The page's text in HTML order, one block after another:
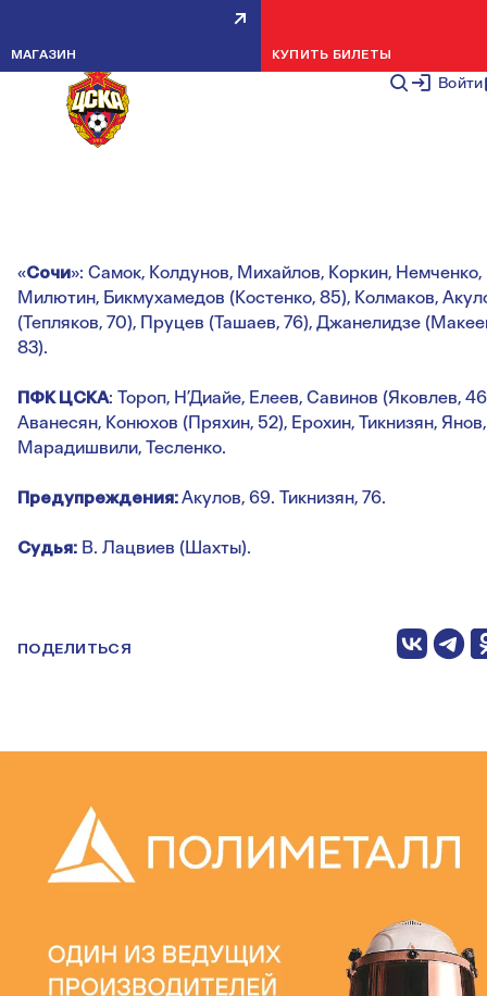
Войти
МАГАЗИН КУПИТЬ БИЛЕТЫ
МОЛОДЕЖНОЕ ПЕРВЕНСТВО.
СОЧИ — ПФК ЦСКА — 2:2
НОВОСТИ МОЛОДЕЖКИ
«Сочи»: Самок, Колдунов, Михайлов, Коркин, Немченко,
Милютин, Бикмухамедов (Костенко, 85), Колмаков,
(Тепляков, 70), Пруцев (Ташаев, 76), Джанелидзе
83).
ПФК ЦСКА: Тороп, Н’Диайе, Елеев, Савинов (Яковлев,
Аванесян, Конюхов (Пряхин, 52), Ерохин, Тикнизян, Янов,
Марадишвили, Тесленко.
Предупреждения:Акулов, 69. Тикнизян, 76.
Судья: В. Лацвиев (Шахты).
ПОДЕЛИТЬСЯ